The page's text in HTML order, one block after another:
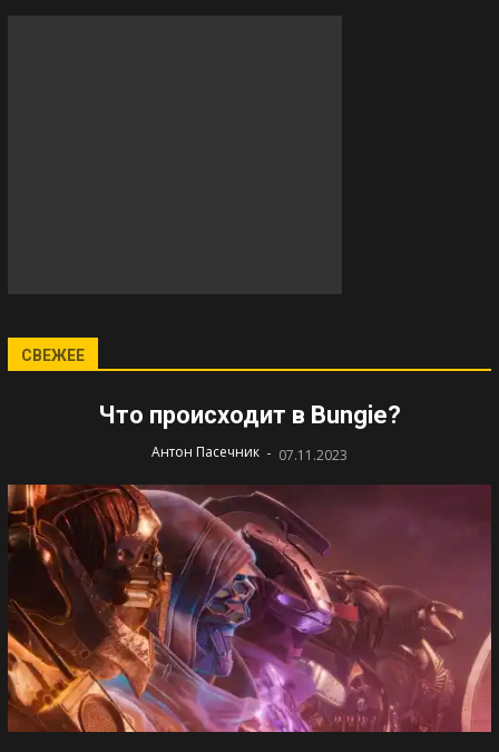
СВЕЖЕЕ
Что происходит в Bungie?
Антон Пасечник - 07.11.2023